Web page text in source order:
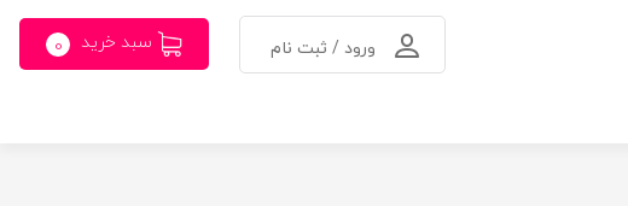
ورود / ثبت نام سبد خرید 0